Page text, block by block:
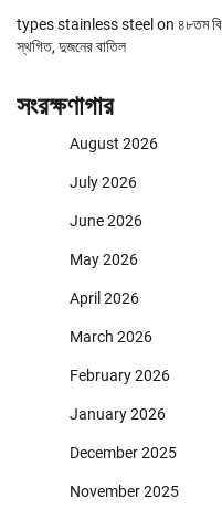
types stainless steel on ৪৮তম
স্থগিত, দুজনের বাতিল
সংরক্ষণাগার
August 2026
July 2026
June 2026
May 2026
April 2026
March 2026
February 2026
January 2026
December 2025
November 2025